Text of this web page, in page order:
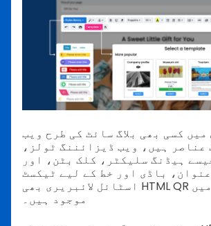
کسی بھی بلاگ سائٹ کی طرح ویب
عناصر ہیں، ویب ڈیزائننگ ٹولز،
ہیڈنگ سلیکٹر، کلک بٹن، اور
باڈی اور خط کے لیے ٹیکسٹ
اسٹائل لائبریری بھی HTML QR کوڈ جنریٹر میں
موجود ہیں۔